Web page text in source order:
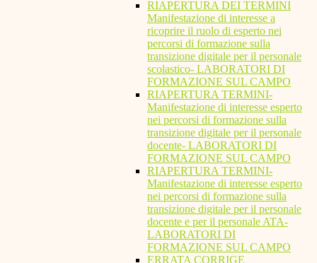
RIAPERTURA DEI TERMINI
Manifestazione di interesse a
ricoprire il ruolo di esperto nei
percorsi di formazione sulla
transizione digitale per il personale
scolastico- LABORATORI DI
FORMAZIONE SUL CAMPO
RIAPERTURA TERMINI-
Manifestazione di interesse esperto
nei percorsi di formazione sulla
transizione digitale per il personale
docente- LABORATORI DI
FORMAZIONE SUL CAMPO
RIAPERTURA TERMINI-
Manifestazione di interesse esperto
nei percorsi di formazione sulla
transizione digitale per il personale
docente e per il personale ATA-
LABORATORI DI
FORMAZIONE SUL CAMPO
ERRATA CORRIGE